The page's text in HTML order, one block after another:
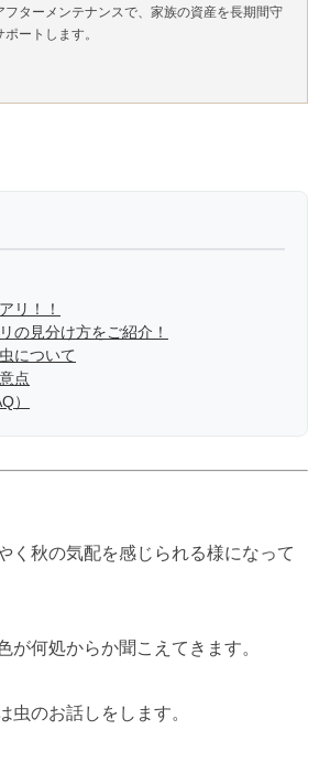
フターメンテナンスで、家族の資産を長期間守
ートします。
リ！！
の見分け方をご紹介！
について
点
）
く秋の気配を感じられる様になって
が何処からか聞こえてきます。
虫のお話しをします。